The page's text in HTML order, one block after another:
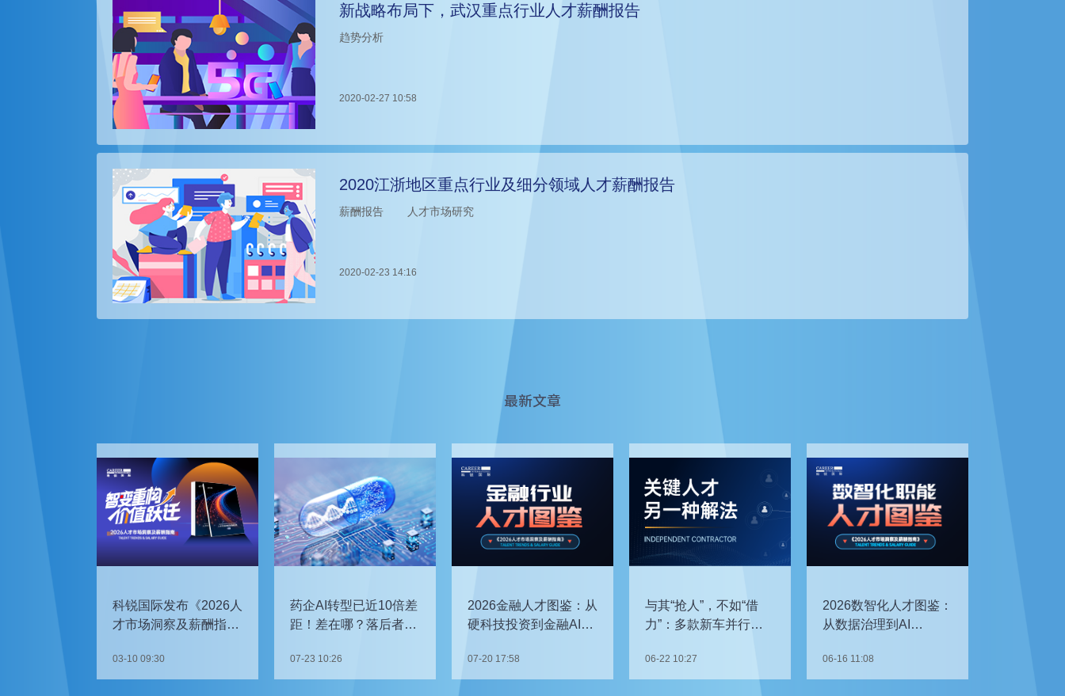
新战略布局下，武汉重点行业人才薪酬报告
趋势分析
2020-02-27 10:58
2020江浙地区重点行业及细分领域人才薪酬报告
薪酬报告 人才市场研究
2020-02-23 14:16
最新文章
科锐国际发布《2026人
才市场洞察及薪酬指
03-10 09:30
药企AI转型已近10倍差
距！差在哪？落后者该
07-23 10:26
2026金融人才图鉴：从
硬科技投资到金融AI，
单？
07-20 17:58
与其“抢人”，不如“借
力”：多款新车并行开
关键人才？
06-22 10:27
2026数智化人才图鉴：
从数据治理到AI
06-16 11:08